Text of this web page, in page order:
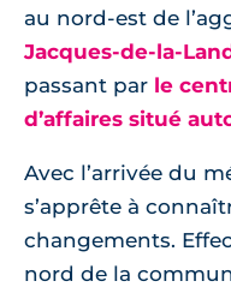
au nord-est de
Jacques-de-la-
passant par le
d’affaires situé
Avec l’arrivée du
s’apprête à
changements.
nord de la